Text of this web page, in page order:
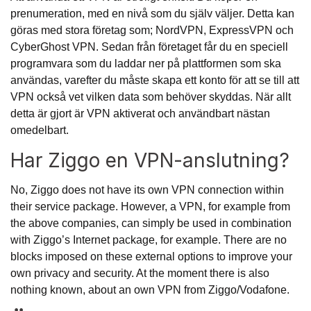
prenumeration, med en nivå som du själv väljer. Detta kan
göras med stora företag som; NordVPN, ExpressVPN och
CyberGhost VPN. Sedan från företaget får du en speciell
programvara som du laddar ner på plattformen som ska
användas, varefter du måste skapa ett konto för att se till att
VPN också vet vilken data som behöver skyddas. När allt
detta är gjort är VPN aktiverat och användbart nästan
omedelbart.
Har Ziggo en VPN-anslutning?
No, Ziggo does not have its own VPN connection within
their service package. However, a VPN, for example from
the above companies, can simply be used in combination
with Ziggo’s Internet package, for example. There are no
blocks imposed on these external options to improve your
own privacy and security. At the moment there is also
nothing known, about an own VPN from Ziggo/Vodafone.